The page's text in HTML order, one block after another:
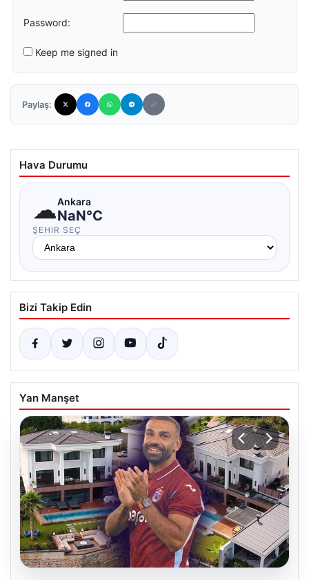
Password:
Keep me signed in
Paylaş:
Hava Durumu
☁Ankara
NaN°C
ŞEHIR SEÇ
Bizi Takip Edin
Yan Manşet